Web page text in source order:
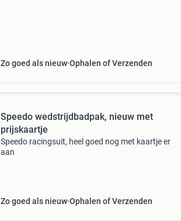
Zo goed als nieuw Ophalen of Verzenden
Speedo wedstrijdbadpak, nieuw met
prijskaartje
Speedo racingsuit, heel goed nog met kaartje er
aan
Zo goed als nieuw Ophalen of Verzenden